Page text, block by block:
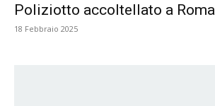
Poliziotto accoltellato a Roma
18 Febbraio 2025